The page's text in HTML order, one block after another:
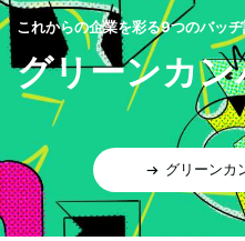
これからの企業を彩る9つのバッ
グリーンカン
グリーンカ